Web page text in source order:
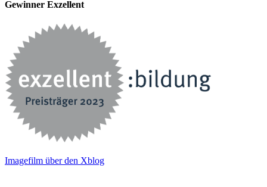
Gewinner Exzellent
Imagefilm über den Xblog